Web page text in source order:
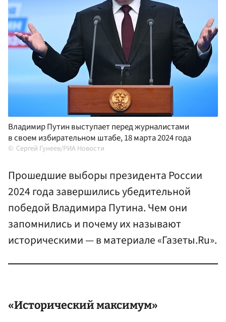
Владимир Путин выступает перед журналистами
в своем избирательном штабе, 18 марта 2024 года
Сергей Гунеев/РИА Новости
Прошедшие выборы президента России
2024 года завершились убедительной
победой Владимира Путина. Чем они
запомнились и почему их называют
историческими — в материале «Газеты.Ru».
«Исторический максимум»